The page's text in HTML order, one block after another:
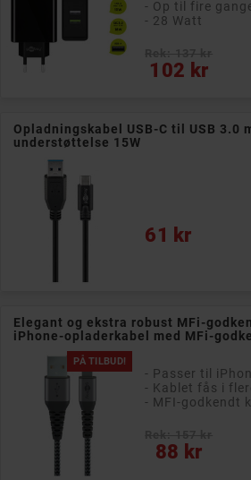
- Op til fire
- 28 Watt
102 kr
Pris
Opladningskabel USB-C til USB 3.0
understøttelse 15W
61 kr
Pris
Elegant og ekstra robust MFi-
iPhone-opladerkabel med MFi-
PÅ TILBUD!
- Passer til
- Kablet fås i
- MFI-godkendt
88 kr
Pris